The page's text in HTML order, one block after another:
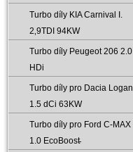
Turbo díly KIA Carnival I.
2‚9TDI 94KW
Turbo díly Peugeot 206 2.0
HDi
Turbo díly pro Dacia Logan
1.5 dCi 63KW
Turbo díly pro Ford C-MAX
1.0 EcoBoost̵